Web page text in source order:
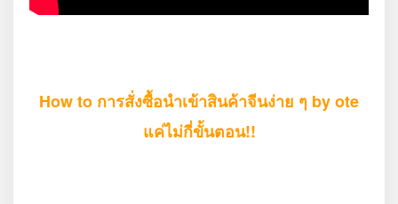
How to การสั่งซื้อนำเข้าสินค้าจีนง่าย ๆ by ote
แค่ไม่กี่ขั้นตอน!!